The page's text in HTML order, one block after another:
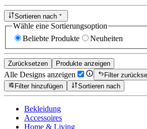
Sortieren nach
Wähle eine Sortierungsoption
Beliebte Produkte
Neuheiten
Zurücksetzen Produkte anzeigen
Alle Designs anzeigen
Filter
Filter hinzufügen
Sortieren nach
Bekleidung
Accessoires
Home & Living